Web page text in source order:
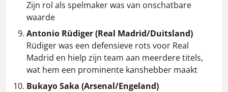
Zijn rol als spelmaker was van onschatbare
waarde​
Antonio Rüdiger (Real Madrid/Duitsland)
Rüdiger was een defensieve rots voor Real
Madrid en hielp zijn team aan meerdere titels,
wat hem een prominente kanshebber maakt​
Bukayo Saka (Arsenal/Engeland)